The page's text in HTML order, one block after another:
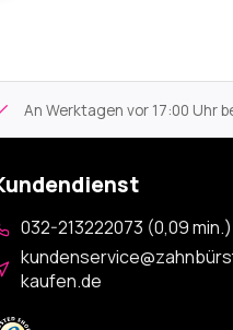
An Werktagen vor 17:00 Uhr
032-213222073 (0,09 min.)
kaufen.de